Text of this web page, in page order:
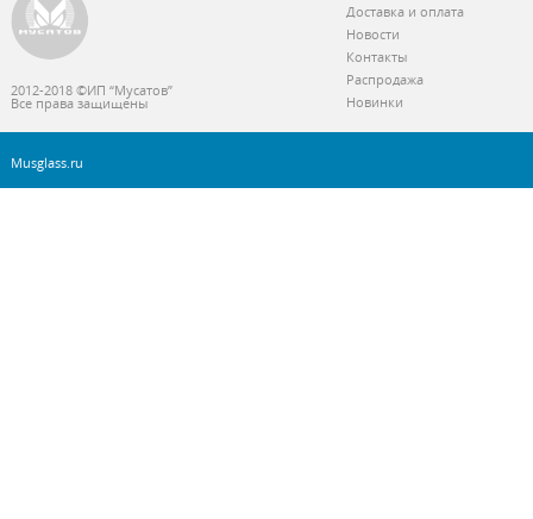
2012-2018 ©ИП “Мусатов”
Все права защищены
Доставка и оплата
Новости
Контакты
Распродажа
Новинки
Musglass.ru